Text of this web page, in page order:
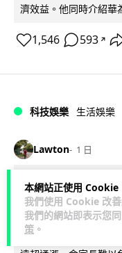
本網站正使用 Cookie
我們使用 Cookie 改
我們的網站即表示您
策 。
濟效益。他同時介紹華
1,546 593 ↗
科技娛樂 生活娛樂
Lawton 1 日
家長無得慳錢
二手教科書
社福界立法會議員陳文